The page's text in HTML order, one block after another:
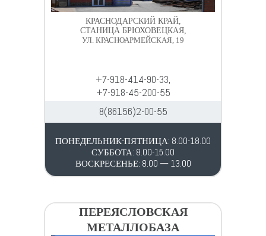
КРАСНОДАРСКИЙ КРАЙ,
СТАНИЦА БРЮХОВЕЦКАЯ,
УЛ. КРАСНОАРМЕЙСКАЯ, 19
+7-918-414-90-33,
+7-918-45-200-55
8(86156)2-00-55
ПОНЕДЕЛЬНИК-ПЯТНИЦА: 8.00-18.00
СУББОТА: 8.00-15.00
ВОСКРЕСЕНЬЕ: 8.00 — 13.00
ПЕРЕЯСЛОВСКАЯ
МЕТАЛЛОБАЗА